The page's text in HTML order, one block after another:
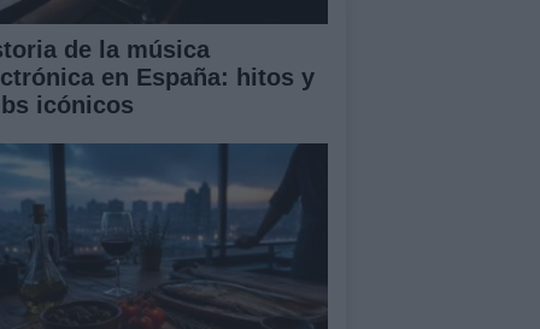
de la música
en España: hitos y
icónicos